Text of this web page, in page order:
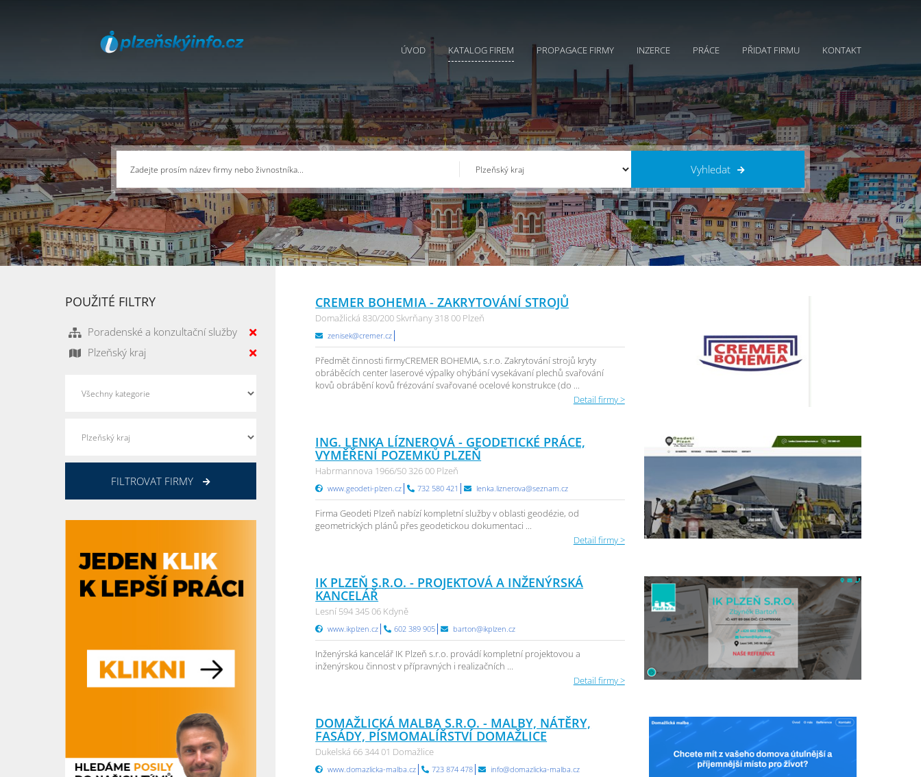
ÚVOD KATALOG FIREM PROPAGACE FIRMY INZERCE PRÁCE PŘIDAT FIRMU KONTAKT
Vyhledat
CREMER BOHEMIA - ZAKRYTOVÁNÍ STROJŮ
Domažlická 830/200 Skvrňany 318 00 Plzeň
zenisek@cremer.cz
Předmět činnosti firmyCREMER BOHEMIA, s.r.o. Zakrytování strojů kryty
obráběcích center laserové výpalky ohýbání vysekávaní plechů svařování
kovů obrábění kovů frézování svařované ocelové konstrukce (do ...
Detail firmy >
ING. LENKA LÍZNEROVÁ - GEODETICKÉ PRÁCE,
VYMĚŘENÍ POZEMKŮ PLZEŇ
Habrmannova 1966/50 326 00 Plzeň
www.geodeti-plzen.cz 732 580 421 lenka.liznerova@seznam.cz
Firma Geodeti Plzeň nabízí kompletní služby v oblasti geodézie, od
geometrických plánů přes geodetickou dokumentaci ...
Detail firmy >
IK PLZEŇ S.R.O. - PROJEKTOVÁ A INŽENÝRSKÁ
KANCELÁŘ
Lesní 594 345 06 Kdyně
www.ikplzen.cz 602 389 905 barton@ikplzen.cz
Inženýrská kancelář IK Plzeň s.r.o. provádí kompletní projektovou a
inženýrskou činnost v přípravných i realizačních ...
Detail firmy >
DOMAŽLICKÁ MALBA S.R.O. - MALBY, NÁTĚRY,
FASÁDY, PÍSMOMALÍŘSTVÍ DOMAŽLICE
Dukelská 66 344 01 Domažlice
www.domazlicka-malba.cz 723 874 478 info@domazlicka-malba.cz
POUŽITÉ FILTRY
Poradenské a konzultační služby
Plzeňský kraj
FILTROVAT FIRMY